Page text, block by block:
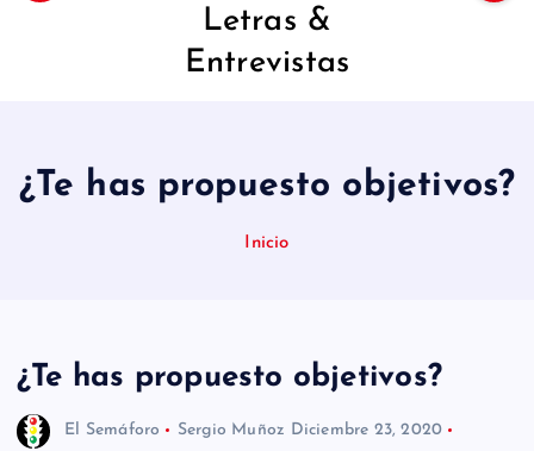
Letras &
Entrevistas
¿Te has propuesto objetivos?
Inicio
¿Te has propuesto objetivos?
El Semáforo Sergio Muñoz Diciembre 23, 2020